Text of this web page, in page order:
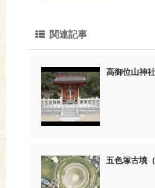
関連記事
高御位山神
五色塚古墳（